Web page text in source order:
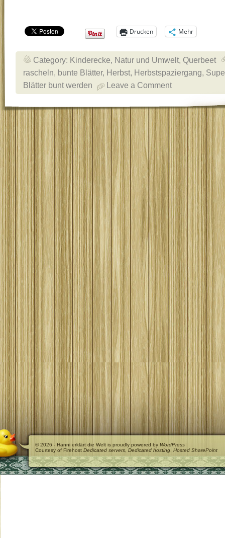
Drucken Mehr
Category: Kinderecke, Natur und Umwelt, Querbeet
rascheln, bunte Blätter, Herbst, Herbstspaziergang,
Blätter bunt werden
Leave a Comment
© 2026 - Hanni erklärt die Welt is proudly powered by WordPress
Courtesy of Firehost Dedicated servers Dedicated hosting Hosted SharePoint